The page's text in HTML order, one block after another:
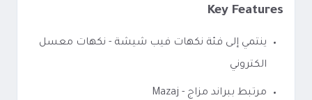
Key Features
ينتمي إلى فئة نكهات فيب شيشة - نكهات معسل
الكتروني
مرتبط ببراند مزاج - Mazaj